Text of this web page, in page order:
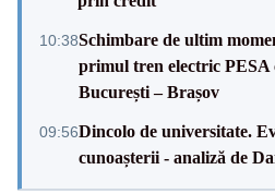
10:38Schimbare de ultim
primul tren electric PESA
București – Brașov
09:56Dincolo de universitate.
cunoașterii - analiză de